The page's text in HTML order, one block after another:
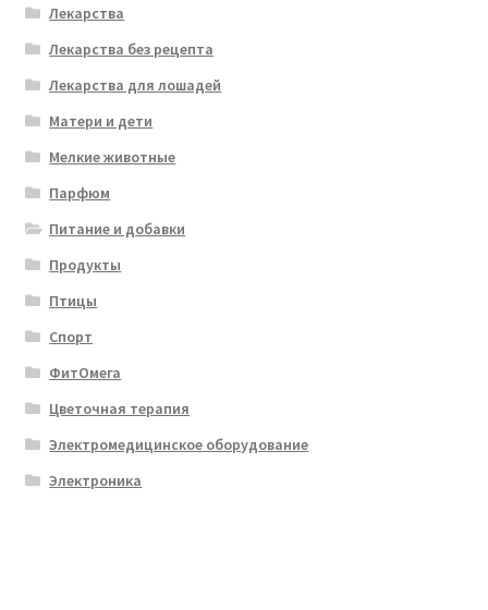
Лекарства
Лекарства без рецепта
Лекарства для лошадей
Матери и дети
Мелкие животные
Парфюм
Питание и добавки
Продукты
Птицы
Спорт
ФитОмега
Цветочная терапия
Электромедицинское оборудование
Электроника